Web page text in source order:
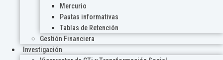
Mercurio
Pautas informativas
Tablas de Retención
Gestión Financiera
Investigación